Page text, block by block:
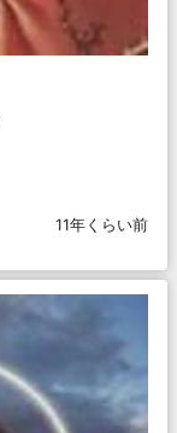
11年くらい前